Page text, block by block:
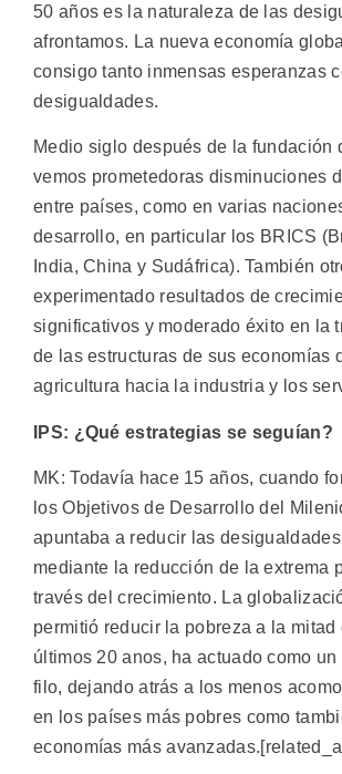
50 años es la naturaleza de las
afrontamos. La nueva economía
consigo tanto inmensas esperanzas
desigualdades.
Medio siglo después de la fundación
vemos prometedoras disminuciones
entre países, como en varias
desarrollo, en particular los BRICS
India, China y Sudáfrica). También
experimentado resultados de
significativos y moderado éxito en la
de las estructuras de sus economías
agricultura hacia la industria y los
IPS: ¿Qué estrategias se seguían?
MK: Todavía hace 15 años, cuando
los Objetivos de Desarrollo del
apuntaba a reducir las
mediante la reducción de la extrema
través del crecimiento. La
permitió reducir la pobreza a la mitad
últimos 20 anos, ha actuado como
filo, dejando atrás a los menos
en los países más pobres como
economías más